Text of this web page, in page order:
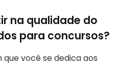
na qualidade do
para concursos?
que você se dedica aos